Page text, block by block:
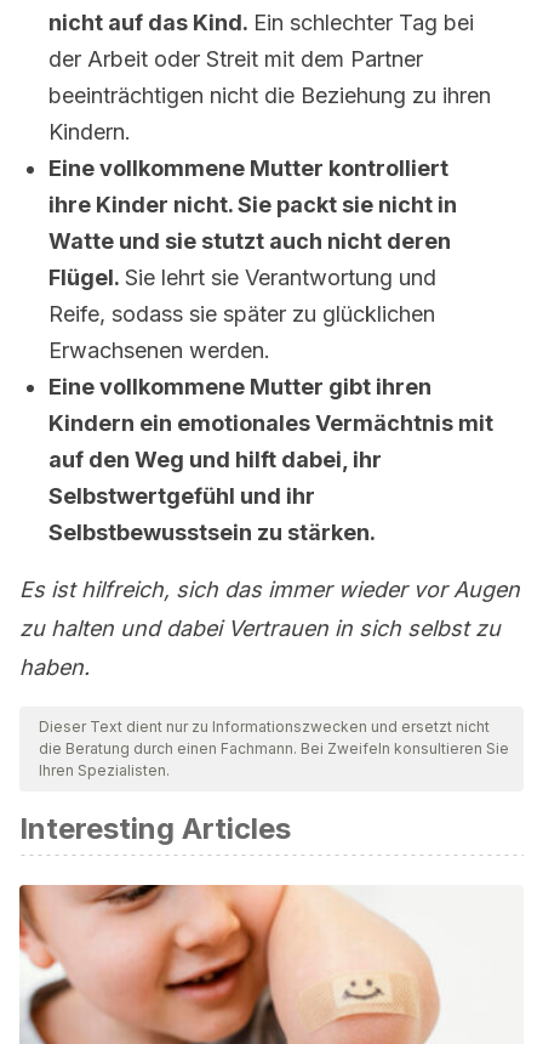
nicht auf das Kind. Ein schlechter Tag bei
der Arbeit oder Streit mit dem Partner
beeinträchtigen nicht die Beziehung zu ihren
Kindern.
Eine vollkommene Mutter kontrolliert
ihre Kinder nicht. Sie packt sie nicht in
Watte und sie stutzt auch nicht deren
Flügel. Sie lehrt sie Verantwortung und
Reife, sodass sie später zu glücklichen
Erwachsenen werden.
Eine vollkommene Mutter gibt ihren
Kindern ein emotionales Vermächtnis mit
auf den Weg und hilft dabei, ihr
Selbstwertgefühl und ihr
Selbstbewusstsein zu stärken.
Es ist hilfreich, sich das immer wieder vor Augen
zu halten und dabei Vertrauen in sich selbst zu
haben.
Dieser Text dient nur zu Informationszwecken und ersetzt nicht
die Beratung durch einen Fachmann. Bei Zweifeln konsultieren Sie
Ihren Spezialisten.
Interesting Articles